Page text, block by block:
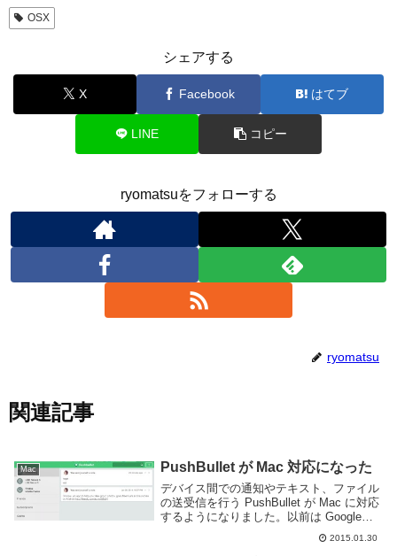
OSX
シェアする
X Facebook はてブ
LINE コピー
ryomatsuをフォローする
ryomatsu
関連記事
Mac PushBullet が Mac 対応になった
デバイス間での通知やテキスト、ファイル
の送受信を行う PushBullet が Mac に対応
するようになりました。以前は Google
Chrome や Firefox 等ブラウザの拡張機能
として動いてたのですが、OS X ネイティ
2015.01.30